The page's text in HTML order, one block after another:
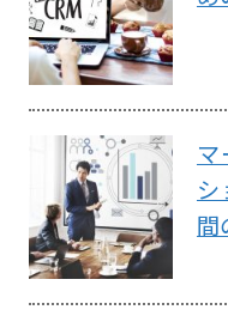
間